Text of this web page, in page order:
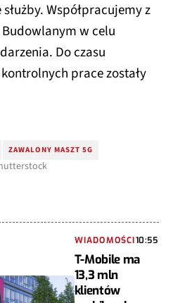
Współpracujemy z
w celu
Do czasu
prace zostały
ZAWALONY MASZT 5G
WIADOMOŚCI10:55
T-Mobile ma
13,3 mln
klientów